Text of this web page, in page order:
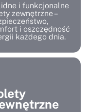
i funkcjonalne
zewnętrzne –
i oszczędność
każdego dnia.